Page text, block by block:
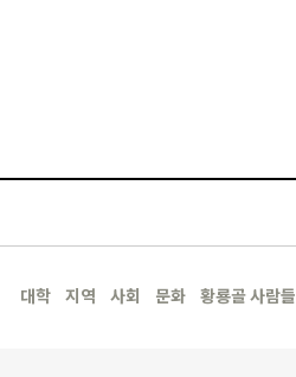
대학 지역 사회 문화 황룡골 사람들